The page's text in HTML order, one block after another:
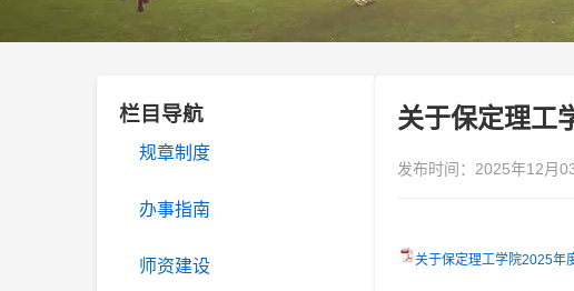
栏目导航
规章制度
办事指南
师资建设
关于保定理工
发布时间：2025年12
关于保定理工学院2025年